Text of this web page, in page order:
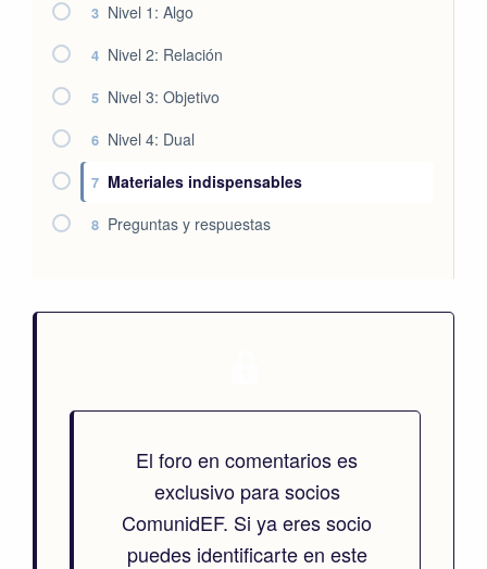
3 Nivel 1: Algo
4 Nivel 2: Relación
5 Nivel 3: Objetivo
6 Nivel 4: Dual
7 Materiales indispensables
8 Preguntas y respuestas
El foro en comentarios es
exclusivo para socios
ComunidEF. Si ya eres socio
puedes identificarte en este